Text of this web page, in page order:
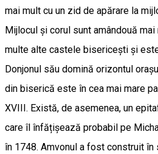
mai mult cu un zid de apărare la
Mijlocul și corul sunt amândouă
multe alte castele bisericești și
Donjonul său domină orizontul
din biserică este în cea mai mare
XVIII. Există, de asemenea, un
care îl înfățișează probabil pe
în 1748. Amvonul a fost construit